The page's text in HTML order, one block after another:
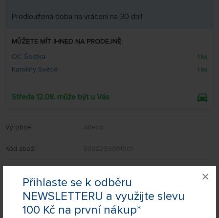
Přihlaste se k odběru
NEWSLETTERU a využijte slevu
100 Kč na první nákup*
×
Prodloužená doba na vrácení na 30 dní!
MŮŽETE MÍT IHNED NA PRODEJNĚ:
OC Šestka
1 ks
Karolíny Světlé 1 ks
Středa 12.08. může být u Vás
Výrobce: Alteco
Kód zboží: 8888299801001